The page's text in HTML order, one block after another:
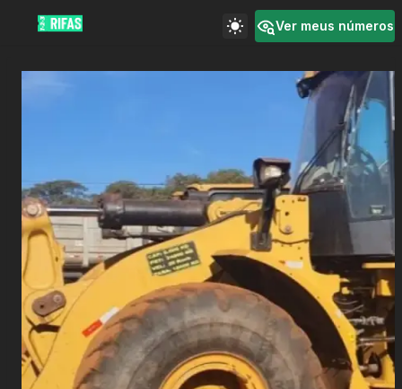
Ver meus números